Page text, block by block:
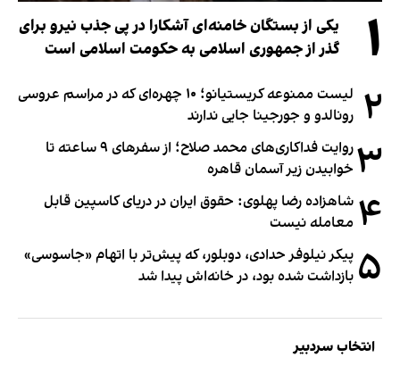
۱
یکی از بستگان خامنه‌ای آشکارا در پی جذب نیرو برای
گذر از جمهوری اسلامی به حکومت اسلامی است
۲
لیست ممنوعه کریستیانو؛ ۱۰ چهره‌ای که در مراسم عروسی
رونالدو و جورجینا جایی ندارند
۳
روایت فداکاری‌های محمد صلاح؛ از سفرهای ۹ ساعته تا
خوابیدن زیر آسمان قاهره
۴ شاهزاده رضا پهلوی: حقوق ایران در دریای کاسپین قابل
معامله نیست
۵ پیکر نیلوفر حدادی، دوبلور، که پیش‌تر با اتهام «جاسوسی»
بازداشت شده بود، در خانه‌اش پیدا شد
انتخاب سردبیر